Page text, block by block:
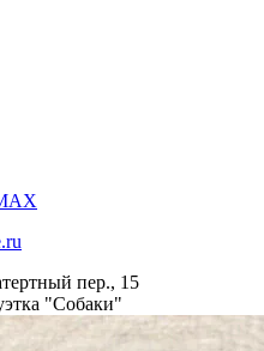
пер., 15
"Собаки"